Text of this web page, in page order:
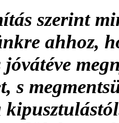
szerint
ahhoz,
jóvátéve
s